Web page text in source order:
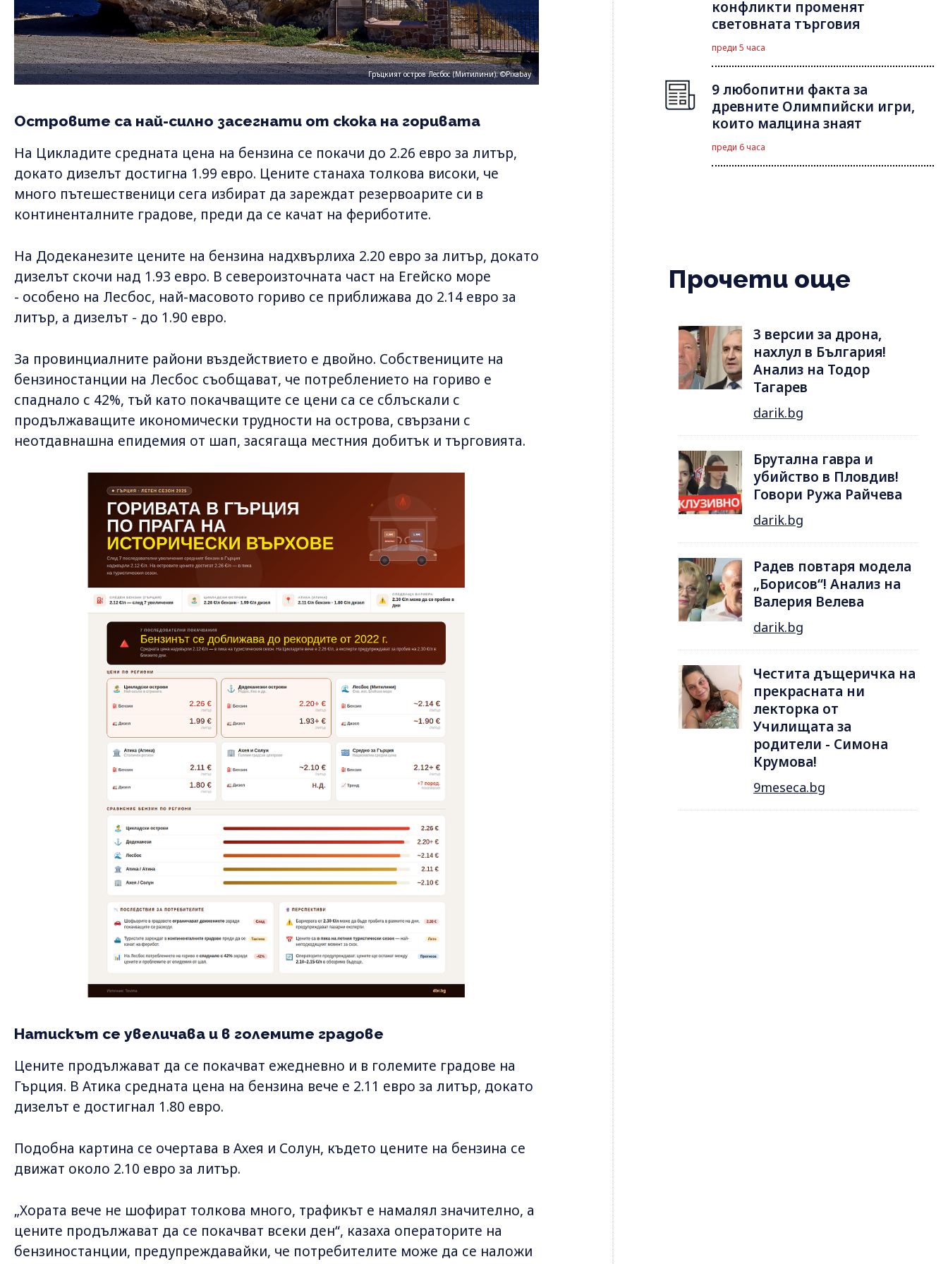
Гръцкият остров Лесбос (Митилини); ©Pixabay
Островите са най-силно засегнати от скока на горивата
На Цикладите средната цена на бензина се покачи до 2.26 евро за литър,
докато дизелът достигна 1.99 евро. Цените станаха толкова високи, че
много пътешественици сега избират да зареждат резервоарите си в
континенталните градове, преди да се качат на фериботите.
На Додеканезите цените на бензина надхвърлиха 2.20 евро за литър, докато
дизелът скочи над 1.93 евро. В североизточната част на Егейско море
- особено на Лесбос, най-масовото гориво се приближава до 2.14 евро за
литър, а дизелът - до 1.90 евро.
За провинциалните райони въздействието е двойно. Собствениците на
бензиностанции на Лесбос съобщават, че потреблението на гориво е
спаднало с 42%, тъй като покачващите се цени са се сблъскали с
продължаващите икономически трудности на острова, свързани с
неотдавнашна епидемия от шап, засягаща местния добитък и търговията.
Натискът се увеличава и в големите градове
Цените продължават да се покачват ежедневно и в големите градове на
Гърция. В Атика средната цена на бензина вече е 2.11 евро за литър, докато
дизелът е достигнал 1.80 евро.
Подобна картина се очертава в Ахея и Солун, където цените на бензина се
движат около 2.10 евро за литър.
„Хората вече не шофират толкова много, трафикът е намалял значително, а
цените продължават да се покачват всеки ден“, казаха операторите на
бензиностанции, предупреждавайки, че потребителите може да се наложи
конфликти променят
световната търговия
преди 5 часа
9 любопитни факта за
древните Олимпийски игри,
които малцина знаят
преди 6 часа
Прочети още
3 версии за дрона,
нахлул в България!
Анализ на Тодор
Тагарев
darik.bg
Брутална гавра и
убийство в Пловдив!
Говори Ружа Райчева
darik.bg
Радев повтаря модела
„Борисов“! Анализ на
Валерия Велева
darik.bg
Честита дъщеричка на
прекрасната ни
лекторка от
Училищата за
родители - Симона
Крумова!
9meseca.bg